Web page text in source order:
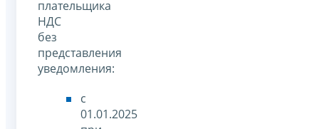
плательщика
НДС
без
представления
уведомления:
с
01.01.2025